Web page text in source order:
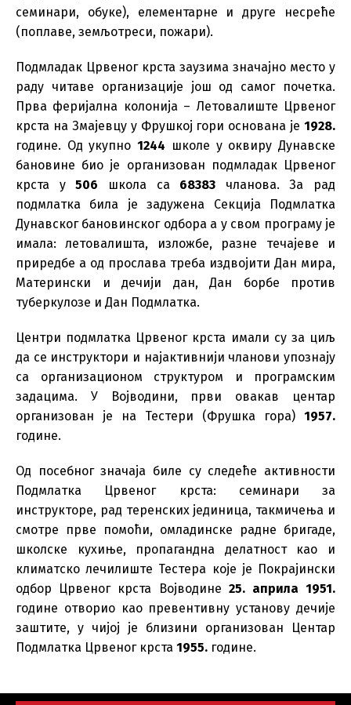
семинари, обуке), елементарне и друге несреће
(поплаве, земљотреси, пожари).
Подмладак Црвеног крста заузима значајно место у
раду читаве организације још од самог почетка.
Прва феријална колонија – Летовалиште Црвеног
крста на Змајевцу у Фрушкој гори основана је 1928.
године. Од укупно1244 школе у оквиру Дунавске
бановине био је организован подмладак Црвеног
крста у506 школа са 68383 чланова. За рад
подмлатка била је задужена Секција Подмлатка
Дунавског бановинског одбора а у свом програму је
имала: летовалишта, изложбе, разне течајеве и
приредбе а од прослава треба издвојити Дан мира,
Матерински и дечији дан, Дан борбе против
туберкулозе и Дан Подмлатка.
Центри подмлатка Црвеног крста имали су за циљ
да се инструктори и најактивнији чланови упознају
са организационом структуром и програмским
задацима. У Војводини, први овакав центар
организован је на Тестери (Фрушка гора) 1957.
године.
Од посебног значаја биле су следеће активности
Подмлатка Црвеног крста: семинари за
инструкторе, рад теренских јединица, такмичења и
смотре прве помоћи, омладинске радне бригаде,
школске кухиње, пропагандна делатност као и
климатско лечилиште Тестера које је Покрајински
одбор Црвеног крста Војводине 25. априла 1951.
године отворио као превентивну установу дечије
заштите, у чијој је близини организован Центар
Подмлатка Црвеног крста 1955. године.